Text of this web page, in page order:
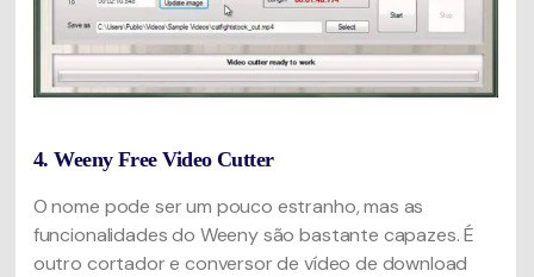
4. Weeny Free Video Cutter
O nome pode ser um pouco estranho, mas as
funcionalidades do Weeny são bastante capazes. É
outro cortador e conversor de vídeo de download